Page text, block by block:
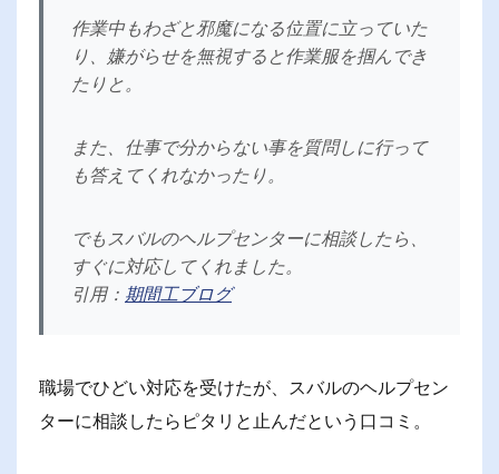
作業中もわざと邪魔になる位置に立っていた
り、嫌がらせを無視すると作業服を掴んでき
たりと。
また、仕事で分からない事を質問しに行って
も答えてくれなかったり。
でもスバルのヘルプセンターに相談したら、
すぐに対応してくれました。
引用： 期間工ブログ
職場でひどい対応を受けたが、スバルのヘルプセン
ターに相談したらピタリと止んだという口コミ。